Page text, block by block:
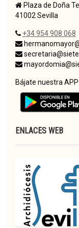
Plaza de Doña
41002 Sevilla
+34 954 908 068
Bájate nuestra APP
ENLACES WEB